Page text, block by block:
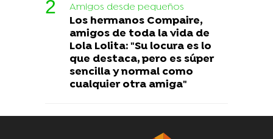
Amigos desde pequeños
Los hermanos Compaire,
amigos de toda la vida de
Lola Lolita: "Su locura es lo
que destaca, pero es súper
sencilla y normal como
cualquier otra amiga"